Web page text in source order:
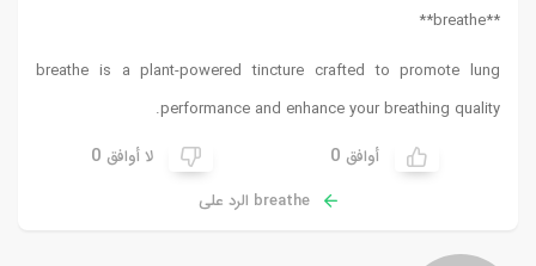
**breathe**
breathe is a plant-powered tincture crafted to promote lung
performance and enhance your breathing quality.
أوافق 0 لا أوافق 0
breathe الرد على